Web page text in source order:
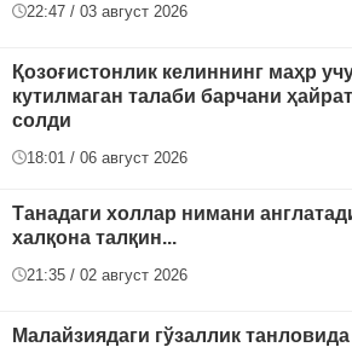
22:47 / 03 август 2026
Қозоғистонлик келиннинг маҳр
кутилмаган талаби барчани
солди
18:01 / 06 август 2026
Танадаги холлар нимани
халқона талқин...
21:35 / 02 август 2026
Малайзиядаги гўзаллик танловида